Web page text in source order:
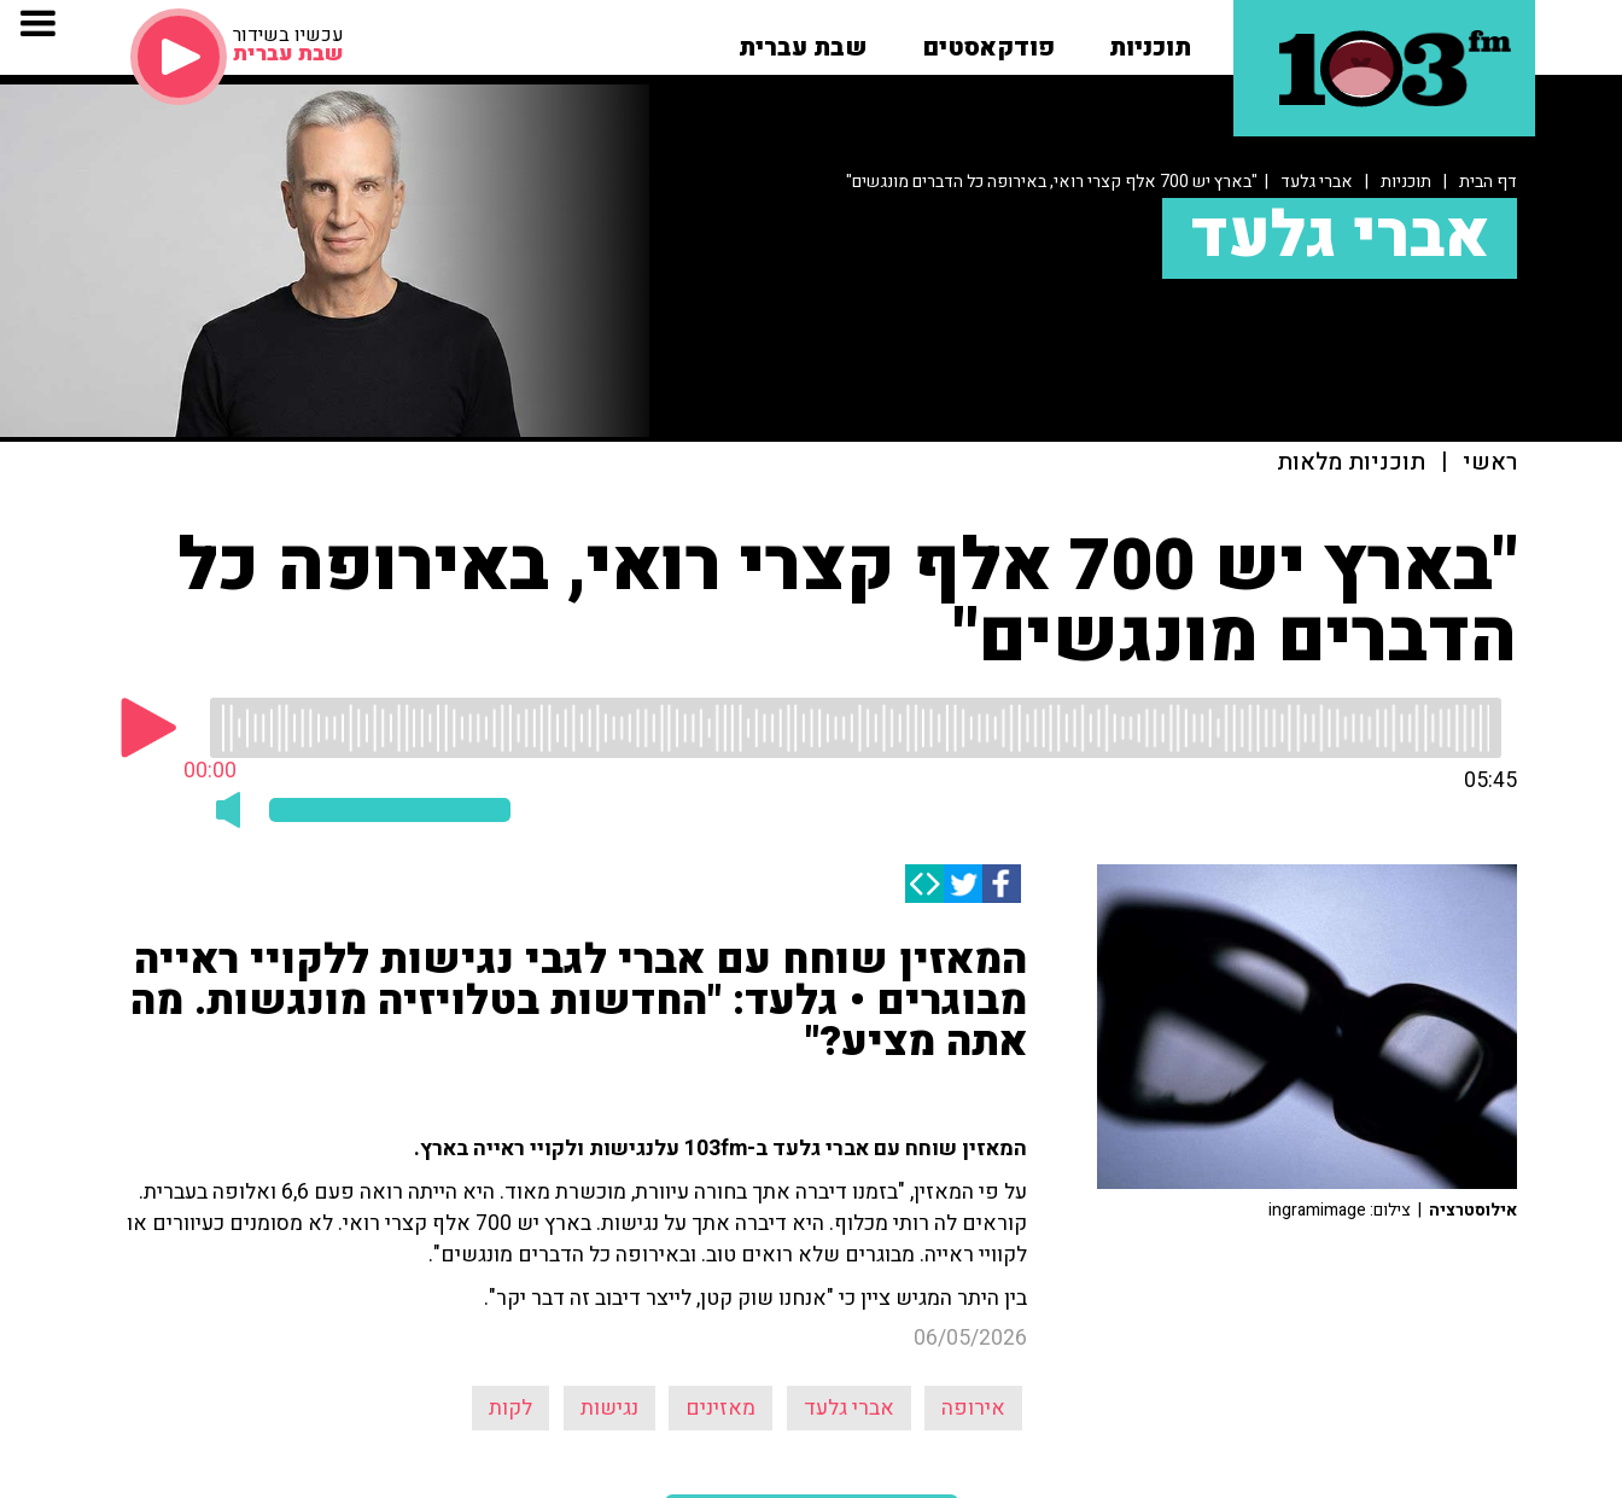
תוכניות פודקאסטים שבת עברית עכשיו בשידור
שבת עברית
דף הבית | תוכניות | אברי גלעד | "בארץ יש 700 אלף קצרי רואי, באירופה כל הדברים מונגשים"
אברי גלעד
ראשי | תוכניות מלאות
"בארץ יש 700 אלף קצרי רואי, באירופה כל
הדברים מונגשים"
00:00 05:45
המאזין שוחח עם אברי לגבי נגישות ללקויי ראייה
מבוגרים • גלעד: "החדשות בטלויזיה מונגשות. מה
אתה מציע?"
המאזין שוחח עם אברי גלעד ב-103fm עלנגישות ולקויי ראייה בארץ.
על פי המאזין, "בזמנו דיברה אתך בחורה עיוורת, מוכשרת מאוד. היא הייתה רואה פעם 6,6 ואלופה בעברית.
קוראים לה רותי מכלוף. היא דיברה אתך על נגישות. בארץ יש 700 אלף קצרי רואי. לא מסומנים כעיוורים או
לקוויי ראייה. מבוגרים שלא רואים טוב. ובאירופה כל הדברים מונגשים".
בין היתר המגיש ציין כי "אנחנו שוק קטן, לייצר דיבוב זה דבר יקר".
06/05/2026
אירופה אברי גלעד מאזינים נגישות לקות
אילוסטרציה | צילום: ingramimage